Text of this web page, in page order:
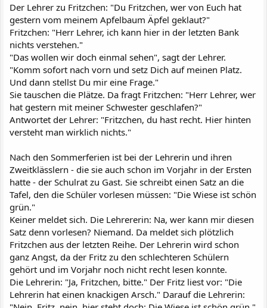
Der Lehrer zu Fritzchen: "Du Fritzchen, wer von Euch hat
gestern vom meinem Apfelbaum Äpfel geklaut?"
Fritzchen: "Herr Lehrer, ich kann hier in der letzten Bank
nichts verstehen."
"Das wollen wir doch einmal sehen", sagt der Lehrer.
"Komm sofort nach vorn und setz Dich auf meinen Platz.
Und dann stellst Du mir eine Frage."
Sie tauschen die Plätze. Da fragt Fritzchen: "Herr Lehrer, wer
hat gestern mit meiner Schwester geschlafen?"
Antwortet der Lehrer: "Fritzchen, du hast recht. Hier hinten
versteht man wirklich nichts."
Nach den Sommerferien ist bei der Lehrerin und ihren
Zweitklässlern - die sie auch schon im Vorjahr in der Ersten
hatte - der Schulrat zu Gast. Sie schreibt einen Satz an die
Tafel, den die Schüler vorlesen müssen: "Die Wiese ist schön
grün."
Keiner meldet sich. Die Lehrererin: Na, wer kann mir diesen
Satz denn vorlesen? Niemand. Da meldet sich plötzlich
Fritzchen aus der letzten Reihe. Der Lehrerin wird schon
ganz Angst, da der Fritz zu den schlechteren Schülern
gehört und im Vorjahr noch nicht recht lesen konnte.
Die Lehrerin: "Ja, Fritzchen, bitte." Der Fritz liest vor: "Die
Lehrerin hat einen knackigen Arsch." Darauf die Lehrerin: